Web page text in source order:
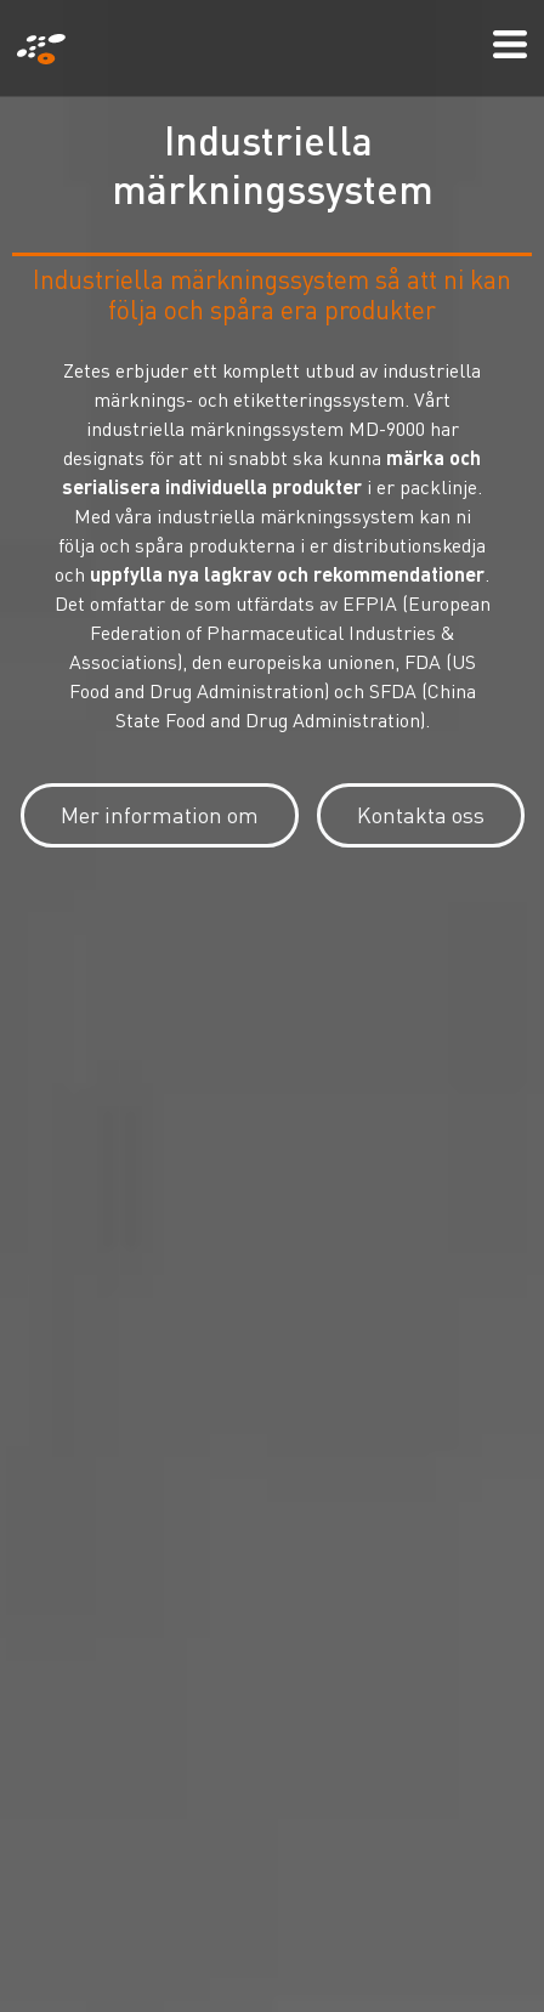
till
huvudinnehåll
Industriella
märkningssystem
Industriella märkningssystem så att ni kan
följa och spåra era produkter
Zetes erbjuder ett komplett utbud av industriella
märknings- och etiketteringssystem. Vårt
industriella märkningssystem MD-9000 har
designats för att ni snabbt ska kunna märka och
serialisera individuella produkter i er packlinje.
Med våra industriella märkningssystem kan ni
följa och spåra produkterna i er distributionskedja
och uppfylla nya lagkrav och rekommendationer.
Det omfattar de som utfärdats av EFPIA (European
Federation of Pharmaceutical Industries &
Associations), den europeiska unionen, FDA (US
Food and Drug Administration) och SFDA (China
State Food and Drug Administration).
Mer information om Kontakta oss